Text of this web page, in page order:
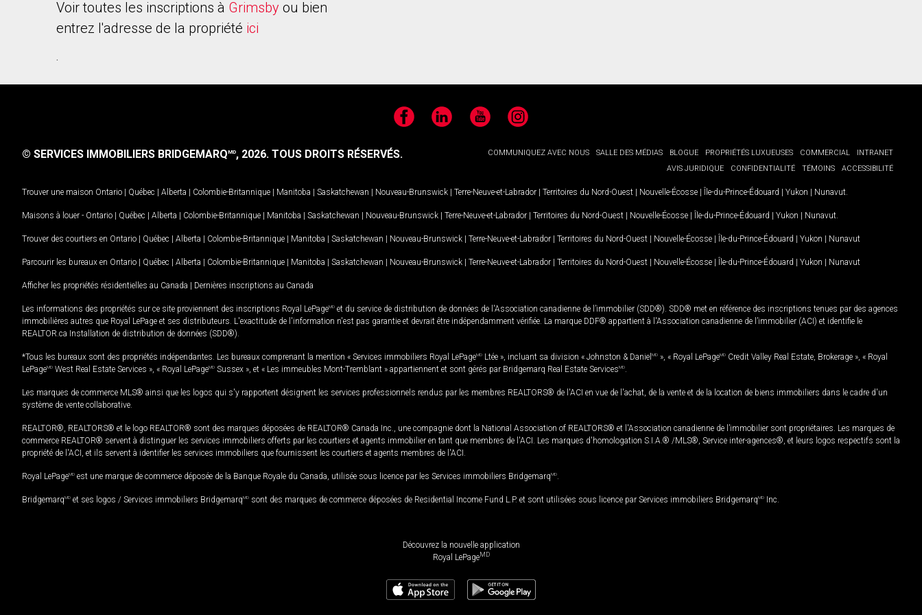
Voir toutes les inscriptions à Grimsby ou bien
entrez l'adresse de la propriété ici
.
FacebookLinkedIn YouTubeInstagram
COMMUNIQUEZ AVEC NOUS SALLE DES MÉDIAS BLOGUE PROPRIÉTÉS LUXUEUSES COMMERCIAL
INTRANET
AVIS JURIDIQUE
CONFIDENTIALITÉ TÉMOINS ACCESSIBILITÉ
© SERVICES IMMOBILIERS BRIDGEMARQMD, 2026. TOUS DROITS RÉSERVÉS.
Trouver une maison Ontario | Québec | Alberta | Colombie-Britannique | Manitoba | Saskatchewan | Nouveau-Brunswick | Terre-Neuve-et-Labrador | Territoires du Nord-Ouest | Nouvelle-Écosse | Île-du-Prince-Édouard | Yukon | Nunavut
Maisons à louer - Ontario | Québec | Alberta | Colombie-Britannique | Manitoba | Saskatchewan | Nouveau-Brunswick | Terre-Neuve-et-Labrador | Territoires du Nord-Ouest | Nouvelle-Écosse | Île-du-Prince-Édouard | Yukon | Nunavut
Trouver des courtiers en Ontario | Québec | Alberta | Colombie-Britannique | Manitoba | Saskatchewan | Nouveau-Brunswick | Terre-Neuve-et-Labrador | Territoires du Nord-Ouest | Nouvelle-Écosse | Île-du-Prince-Édouard | Yukon | Nunavut
Parcourir les bureaux en Ontario | Québec | Alberta | Colombie-Britannique | Manitoba | Saskatchewan | Nouveau-Brunswick | Terre-Neuve-et-Labrador | Territoires du Nord-Ouest | Nouvelle-Écosse | Île-du-Prince-Édouard | Yukon | Nunavut
Afficher les propriétés résidentielles au Canada | Dernières inscriptions au Canada
Les informations des propriétés sur ce site proviennent des inscriptions Royal LePageMD et du service de distribution de données de l'Association canadienne de l’immobilier (SDD®). SDD® met en référence des inscriptions tenues par des agences
immobilières autres que Royal LePage et ses distributeurs. L'exactitude de l'information n'est pas garantie et devrait être indépendamment vérifiée. La marque DDF® appartient à l'Association canadienne de l’immobilier (ACI) et identifie le
REALTOR.ca Installation de distribution de données (SDD®).
*Tous les bureaux sont des propriétés indépendantes. Les bureaux comprenant la mention « Services immobiliers Royal LePageMD Ltée », incluant sa division « Johnston & Daniel MD », « Royal LePageMD Credit Valley Real Estate, Brokerage », « Royal
LePageMD West Real Estate Services », « Royal LePageMD Sussex », et « Les immeubles Mont-Tremblant » appartiennent et sont gérés par Bridgemarq Real Estate ServicesMD
Les marques de commerce MLS® ainsi que les logos qui s'y rapportent désignent les services professionnels rendus par les membres REALTORS® de l'ACI en vue de l'achat, de la vente et de la location de biens immobiliers dans le cadre d'un
système de vente collaborative.
REALTOR®, REALTORS® et le logo REALTOR® sont des marques déposées de REALTOR® Canada Inc., une compagnie dont la National Association of REALTORS® et l'Association canadienne de l’immobilier sont propriétaires. Les marques de
commerce REALTOR® servent à distinguer les services immobiliers offerts par les courtiers et agents immobilier en tant que membres de l'ACI. Les marques d'homologation S.I.A.® /MLS®, Service inter-agences®, et leurs logos respectifs sont la
propriété de l'ACI, et ils servent à identifier les services immobiliers que fournissent les courtiers et agents membres de l'ACI.
Royal LePageMD est une marque de commerce déposée de la Banque Royale du Canada, utilisée sous licence par les Services immobiliers BridgemarqMD
BridgemarqMD et ses logos / Services immobiliers BridgemarqMD sont des marques de commerce déposées de Residential Income Fund L.P. et sont utilisées sous licence par Services immobiliers BridgemarqMD Inc.
Découvrez la nouvelle application
Royal LePageMD